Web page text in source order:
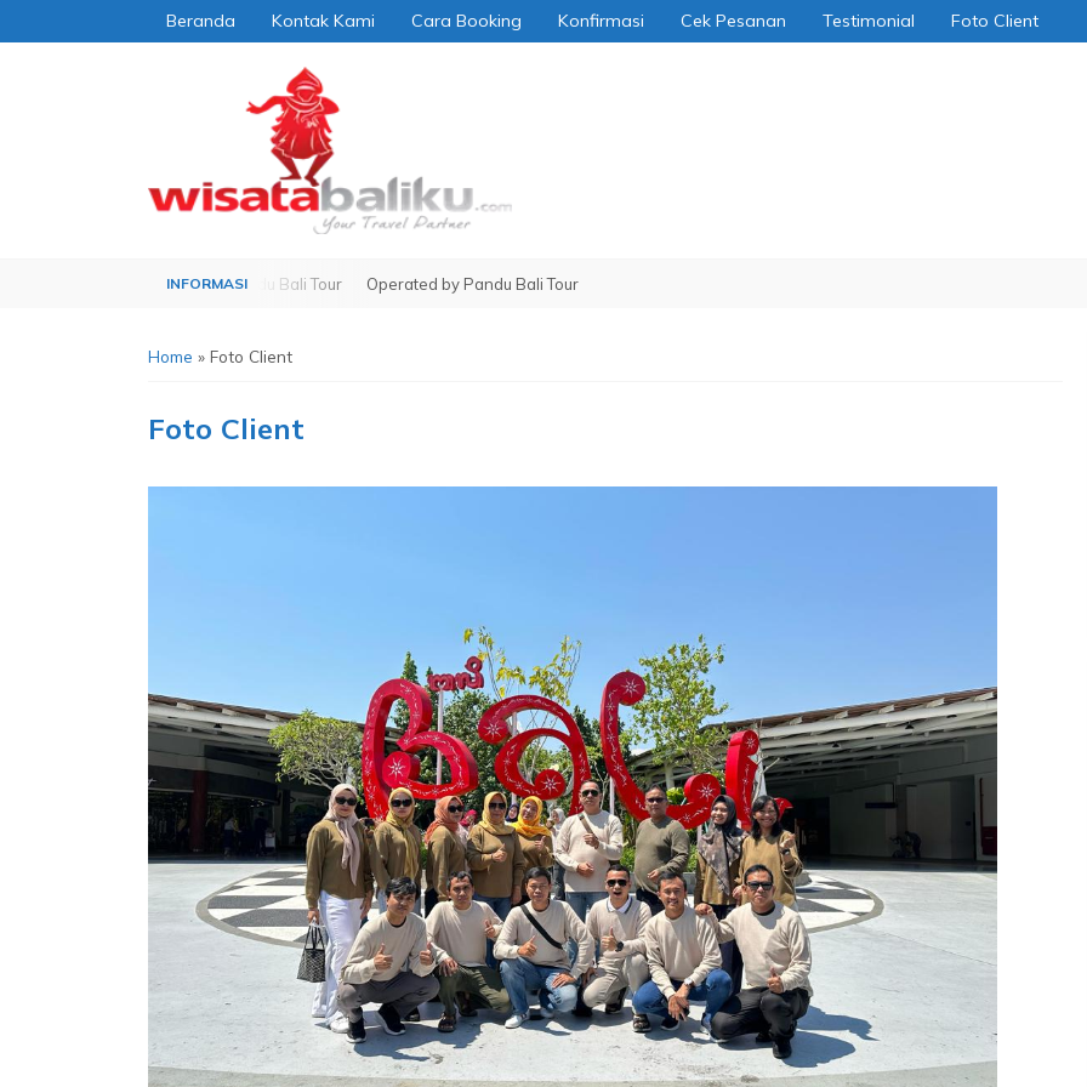
Beranda Kontak Kami Cara Booking Konfirmasi Cek Pesanan Testimonial Foto Client
Operated by Pandu Bali Tour Operated by Pandu Bali Tour
Home » Foto Client
Foto Client
Tiket Rafting Di Bali Harga
Dome...
Bali One Day Tour
*Mulai Rp 321.000 / Orang
Paket Watersport Tanjung
Benoa
*Mulai Rp 500.000 / Orang